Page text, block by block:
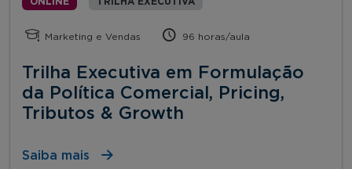
Marketing e Vendas 96 horas/aula
Trilha Executiva em Formulação
da Política Comercial, Pricing,
Tributos & Growth
Saiba mais